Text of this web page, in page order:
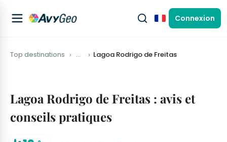
FrançaisConnexion
Top destinations … Lagoa Rodrigo de Freitas
Lagoa Rodrigo de Freitas : avis et
conseils pratiques